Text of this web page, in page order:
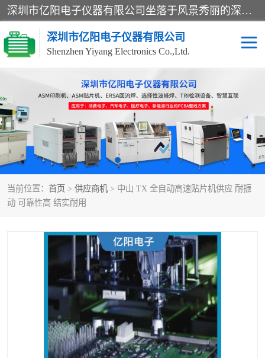
深圳市亿阳电子仪器有限公司坐落于风景秀丽的深圳市光明区，集SMT设备销售务为一体，努力为客户提供电子装配解决方案。与行业**SMT设备厂商：ASM（印刷机，锡膏检查机，贴片机），德国ERSA（爱莎）建立了稳固的代理合作关系，销售的设备一直保持**电子装配行业未来发展方向，能够满足客户各种繁杂产品的生产应用。
深圳市亿阳电子仪器有限公司
Shenzhen Yiyang Electronics Co.,Ltd.
当前位置： 首页 > 供应商机 > 中山 TX 全自动高速贴片机供应 耐振
动 可靠性高 结实耐用
SX全自动高速贴片机 E系列中速贴片机
NeoHorizon全自动锡膏印
刷机
选择性波峰焊
VERSAFLOW-335
回流焊HOTFLOW 3/20e 波峰焊
BGA返修台HR600/2 自动光学检测TR7700QE
TR5001
自动光学检测TR7710 XS全自动高速贴片机
TX 全自动高速贴片机